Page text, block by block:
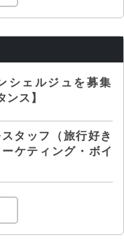
シェルジュを募集
ンス】
タッフ（旅行好き
ケティング・ボイ